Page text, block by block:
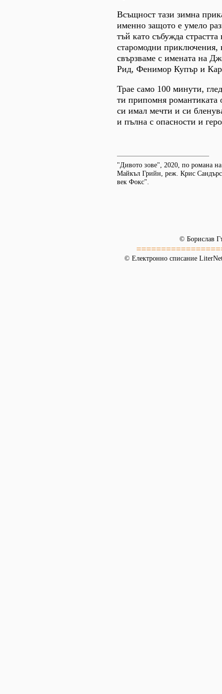
Всъщност тази зимна
именно защото е умело
тъй като събужда
старомодни приключения,
свързваме с имената на
Рид, Фенимор Купър и
Трае само 100 минути,
ти припомня романтиката
си имал мечти и си
и пълна с опасности и
"Дивото зове", 2020, по романа
Майкъл Грийн, реж. Крис
век Фокс".
© Борислав
© Електронно списание